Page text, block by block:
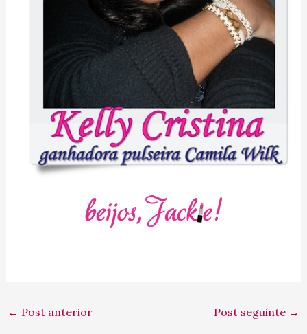
← Post anterior Post seguinte →